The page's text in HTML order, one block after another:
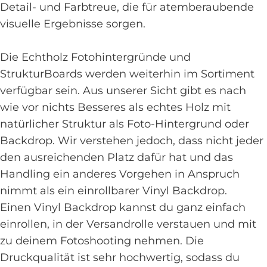
Detail- und Farbtreue, die für atemberaubende
visuelle Ergebnisse sorgen.
Die Echtholz Fotohintergründe und
StrukturBoards werden weiterhin im Sortiment
verfügbar sein. Aus unserer Sicht gibt es nach
wie vor nichts Besseres als echtes Holz mit
natürlicher Struktur als Foto-Hintergrund oder
Backdrop. Wir verstehen jedoch, dass nicht jeder
den ausreichenden Platz dafür hat und das
Handling ein anderes Vorgehen in Anspruch
nimmt als ein einrollbarer Vinyl Backdrop.
Einen Vinyl Backdrop kannst du ganz einfach
einrollen, in der Versandrolle verstauen und mit
zu deinem Fotoshooting nehmen. Die
Druckqualität ist sehr hochwertig, sodass du